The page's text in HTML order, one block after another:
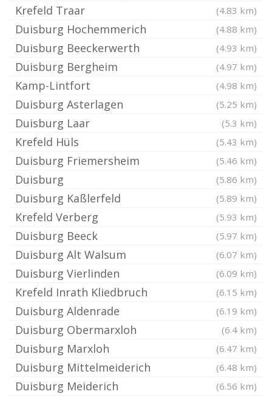
Krefeld Traar (4.83 km)
Duisburg Hochemmerich (4.88 km)
Duisburg Beeckerwerth (4.93 km)
Duisburg Bergheim (4.97 km)
Kamp-Lintfort (4.98 km)
Duisburg Asterlagen (5.25 km)
Duisburg Laar (5.3 km)
Krefeld Hüls (5.43 km)
Duisburg Friemersheim (5.46 km)
Duisburg (5.86 km)
Duisburg Kaßlerfeld (5.89 km)
Krefeld Verberg (5.93 km)
Duisburg Beeck (5.97 km)
Duisburg Alt Walsum (6.07 km)
Duisburg Vierlinden (6.09 km)
Krefeld Inrath Kliedbruch (6.15 km)
Duisburg Aldenrade (6.19 km)
Duisburg Obermarxloh (6.4 km)
Duisburg Marxloh (6.47 km)
Duisburg Mittelmeiderich (6.48 km)
Duisburg Meiderich (6.56 km)